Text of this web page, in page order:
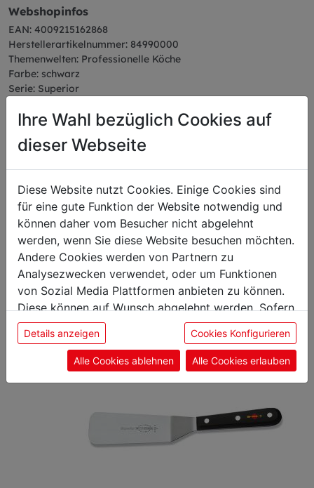
Webshopinfos
EAN: 4009215162868
Herstellerartikelnummer: 84990000
Themenwelten: Professionelle Köche
Farbe: schwarz
Serie: Superior
Gewicht: 0,37 kg
Das könnte Sie auch
interessieren
Winkelpalette
Ihre Wahl bezüglich Cookies auf
dieser Webseite
Diese Website nutzt Cookies. Einige Cookies sind
für eine gute Funktion der Website notwendig und
können daher vom Besucher nicht abgelehnt
werden, wenn Sie diese Website besuchen möchten.
Andere Cookies werden von Partnern zu
Analysezwecken verwendet, oder um Funktionen
von Sozial Media Plattformen anbieten zu können.
Diese können auf Wunsch abgelehnt werden. Sofern
sie unsere Webseite weiter nutzen, geben Sie
Einwilligung zu unseren Cookies.
Details anzeigen Cookies Konfigurieren
Alle Cookies ablehnen Alle Cookies erlauben